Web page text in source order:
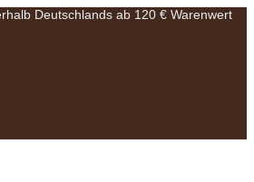
Deutschlands ab 120 € Warenwert